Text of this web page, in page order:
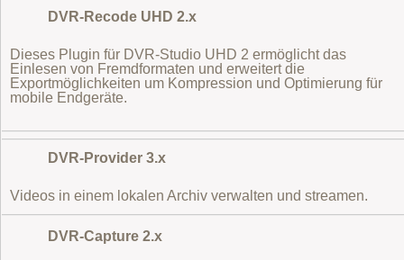
DVR-Recode UHD 2.x
Dieses Plugin für DVR-Studio UHD 2 ermöglicht das
Einlesen von Fremdformaten und erweitert die
Exportmöglichkeiten um Kompression und Optimierung für
mobile Endgeräte.
DVR-Provider 3.x
Videos in einem lokalen Archiv verwalten und streamen.
DVR-Capture 2.x